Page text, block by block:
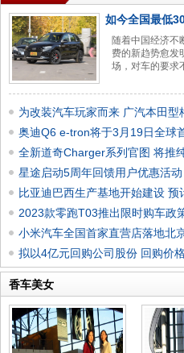
如今全国最低
随着中国经济不
费的新趋势愈发
场，对车的要求
为改装汽车玩家而来 广汽本田型
奥迪Q6 e-tron将于3月19日全球
全新道奇Charger系列官图 将推
星途启动5周年回馈用户优惠活
比亚迪巴西生产基地开始建设 预
2023款零跑T03推出限时购车政
小米汽车全国首家直营店落地北
拟以4亿元回购公司股份 回购价
香车美女